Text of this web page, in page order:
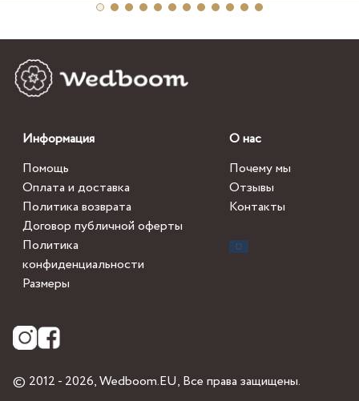
Информация
Помощь
Оплата и доставка
Политика возврата
Договор публичной оферты
Политика
конфиденциальности
Размеры
О нас
Почему мы
Отзывы
Контакты
© 2012 - 2026,Wedboom.EU, Все права защищены.